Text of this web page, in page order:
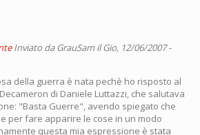
Inviato daGrauSamil Gio, 12/06/2007 -
della guerra è nata pechè ho risposto al
di Daniele Luttazzi, che salutava
"Basta Guerre", avendo spiegato che
per fare apparire le cose in un modo
questa mia espressione è stata